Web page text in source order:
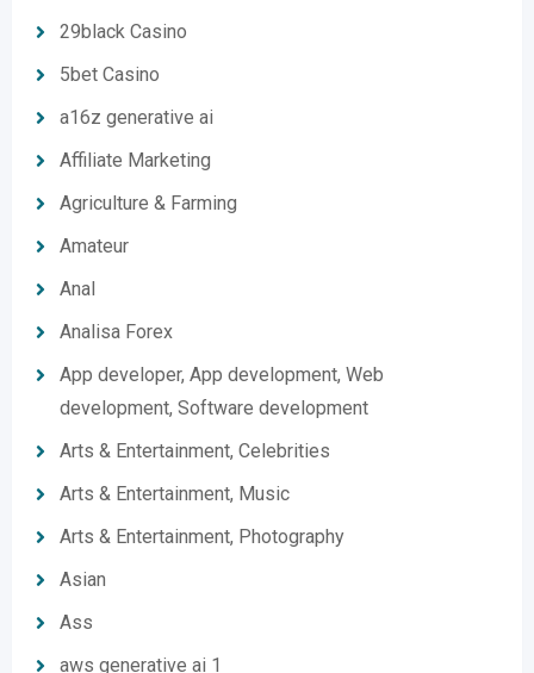
29black Casino
5bet Casino
a16z generative ai
Affiliate Marketing
Agriculture & Farming
Amateur
Anal
Analisa Forex
App developer, App development, Web
development, Software development
Arts & Entertainment, Celebrities
Arts & Entertainment, Music
Arts & Entertainment, Photography
Asian
Ass
aws generative ai 1